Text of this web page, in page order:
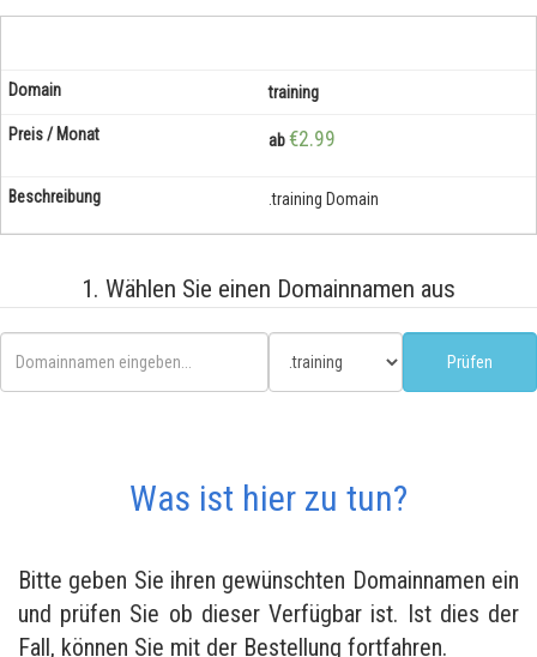
training
ab€2.99
.training Domain
1. Wählen Sie einen Domainnamen aus
Was ist hier zu tun?
Bitte geben Sie ihren gewünschten Domainnamen ein
und prüfen Sie ob dieser Verfügbar ist. Ist dies der
Fall, können Sie mit der Bestellung fortfahren.